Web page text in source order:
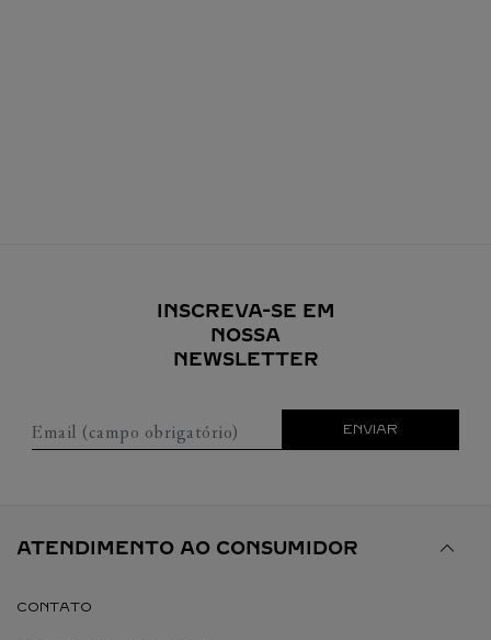
INSCREVA-SE EM
NOSSA
NEWSLETTER
Email (campo obrigatório) ENVIAR
ATENDIMENTO AO CONSUMIDOR
CONTATO